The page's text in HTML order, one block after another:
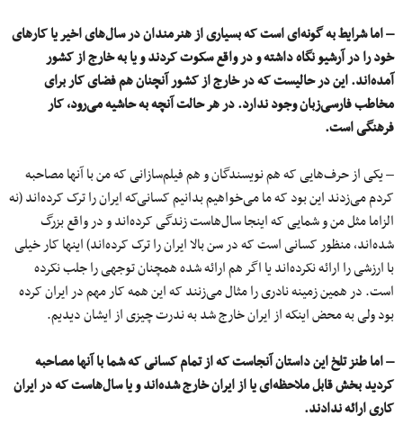
– اما شرایط به گونه‌ای است که بسیاری از هنرمندان در سال‌های اخیر یا کارهای
خود را در آرشیو نگاه داشته و در واقع سکوت کردند و یا به خارج از کشور
آمده‌اند. این در حالیست که در خارج از کشور آنچنان هم فضای کار برای
مخاطب فارسی‌زبان وجود ندارد. در هر حالت آنچه به حاشیه می‌رود، کار
فرهنگی است.
– یکی از حرف‌هایی که هم نویسندگان و هم فیلم‌سازانی که من با آنها مصاحبه
کردم می‌زدند این بود که ما می‌خواهیم بدانیم کسانی‌که ایران را ترک کرده‌اند (نه
الزاما مثل من و شمایی که اینجا سال‌هاست زندگی کرده‌اند و در واقع بزرگ
شده‌اند، منظور کسانی است که در سن بالا ایران را ترک کرده‌اند) اینها کار خیلی
با ارزشی را ارائه نکرده‌اند یا اگر هم ارائه شده همچنان توجهی را جلب نکرده
است. در همین زمینه نادری را مثال می‌زنند که این همه کار مهم در ایران کرده
بود ولی به محض اینکه از ایران خارج شد به ندرت چیزی از ایشان دیدیم.
– اما طنز تلخ این داستان آنجاست که از تمام کسانی که شما با آنها مصاحبه
کردید بخش قابل ملاحظه‌ای یا از ایران خارج شده‌اند و یا سال‌هاست که در ایران
کاری ارائه ندادند.